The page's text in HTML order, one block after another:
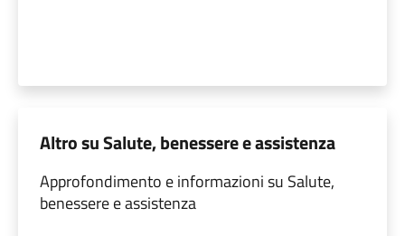
Altro su Salute, benessere e assistenza
Approfondimento e informazioni su Salute,
benessere e assistenza